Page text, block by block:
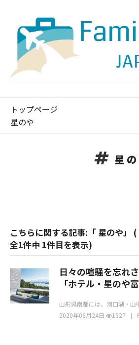
トップページ
星のや
星
こちらに関する記事:「 星のや」 (
全1件中 1件目を表示)
日々の喧騒を忘れ
「ホテル・星のや富
山形県南都には、河口湖・
八海など、名の知れた観光ス
2020年06月24日 1527